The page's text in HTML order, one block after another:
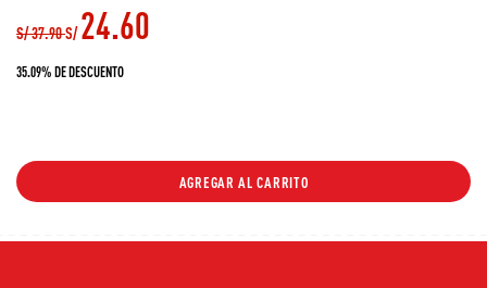
S/37.90S/24.60
35.09% DE DESCUENTO
AGREGAR AL CARRITO